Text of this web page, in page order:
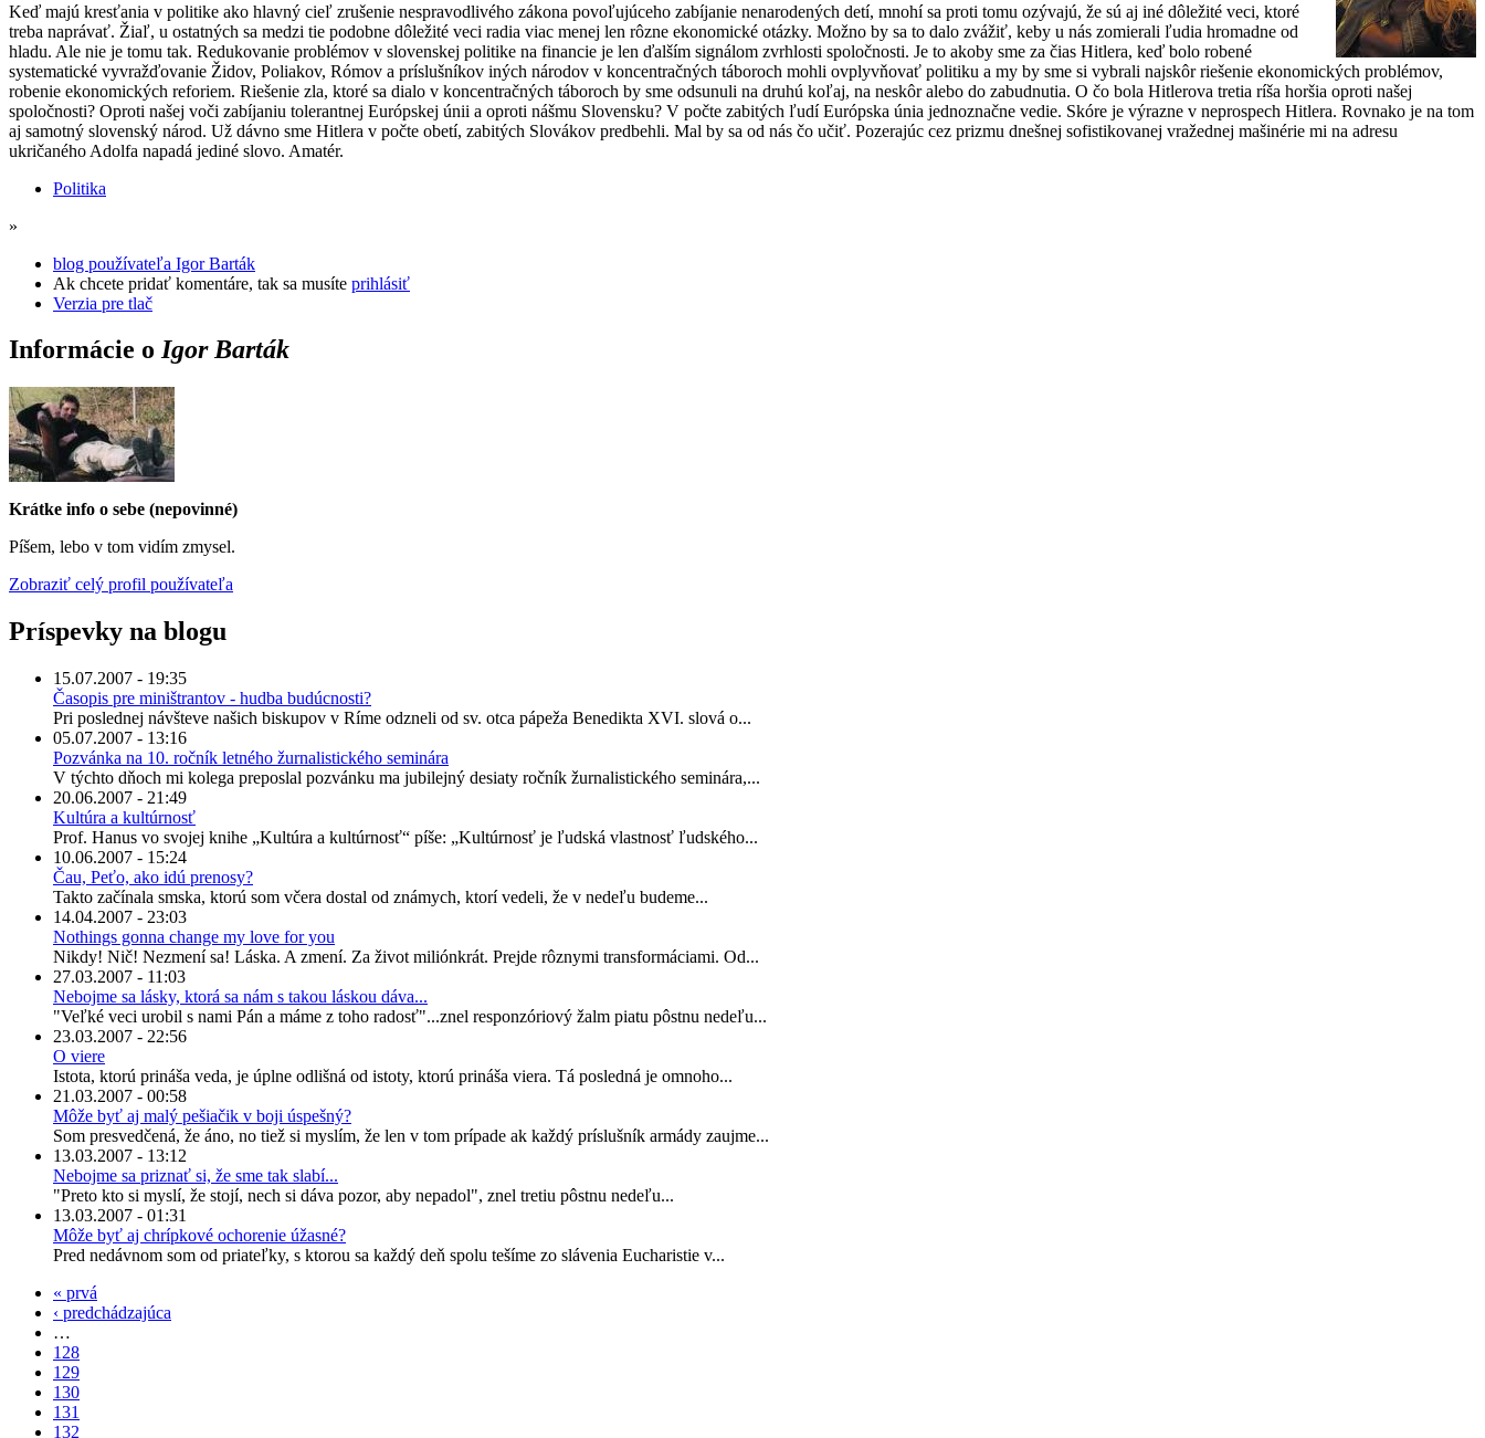
Keď majú kresťania v politike ako hlavný cieľ zrušenie nespravodlivého zákona povoľujúceho zabíjanie nenarodených detí, mnohí sa proti tomu ozývajú, že sú aj iné dôležité veci, ktoré
treba naprávať. Žiaľ, u ostatných sa medzi tie podobne dôležité veci radia viac menej len rôzne ekonomické otázky. Možno by sa to dalo zvážiť, keby u nás zomierali ľudia hromadne od
hladu. Ale nie je tomu tak. Redukovanie problémov v slovenskej politike na financie je len ďalším signálom zvrhlosti spoločnosti. Je to akoby sme za čias Hitlera, keď bolo robené
systematické vyvražďovanie Židov, Poliakov, Rómov a príslušníkov iných národov v koncentračných táboroch mohli ovplyvňovať politiku a my by sme si vybrali najskôr riešenie ekonomických problémov,
robenie ekonomických reforiem. Riešenie zla, ktoré sa dialo v koncentračných táboroch by sme odsunuli na druhú koľaj, na neskôr alebo do zabudnutia. O čo bola Hitlerova tretia ríša horšia oproti našej
spoločnosti? Oproti našej voči zabíjaniu tolerantnej Európskej únii a oproti nášmu Slovensku? V počte zabitých ľudí Európska únia jednoznačne vedie. Skóre je výrazne v neprospech Hitlera. Rovnako je na tom
aj samotný slovenský národ. Už dávno sme Hitlera v počte obetí, zabitých Slovákov predbehli. Mal by sa od nás čo učiť. Pozerajúc cez prizmu dnešnej sofistikovanej vražednej mašinérie mi na adresu
ukričaného Adolfa napadá jediné slovo. Amatér.
Politika
»
blog používateľa Igor Barták
Ak chcete pridať komentáre, tak sa musíte prihlásiť
Verzia pre tlač
Informácie oIgor Barták
Krátke info o sebe (nepovinné)
Píšem, lebo v tom vidím zmysel.
Zobraziť celý profil používateľa
Príspevky na blogu
15.07.2007 - 19:35
Časopis pre miništrantov - hudba budúcnosti?
Pri poslednej návšteve našich biskupov v Ríme odzneli od sv. otca pápeža Benedikta XVI. slová o...
05.07.2007 - 13:16
Pozvánka na 10. ročník letného žurnalistického seminára
V týchto dňoch mi kolega preposlal pozvánku ma jubilejný desiaty ročník žurnalistického seminára,...
20.06.2007 - 21:49
Kultúra a kultúrnosť
Prof. Hanus vo svojej knihe „Kultúra a kultúrnosť“ píše: „Kultúrnosť je ľudská vlastnosť ľudského...
10.06.2007 - 15:24
Čau, Peťo, ako idú prenosy?
Takto začínala smska, ktorú som včera dostal od známych, ktorí vedeli, že v nedeľu budeme...
14.04.2007 - 23:03
Nothings gonna change my love for you
Nikdy! Nič! Nezmení sa! Láska. A zmení. Za život miliónkrát. Prejde rôznymi transformáciami. Od...
27.03.2007 - 11:03
Nebojme sa lásky, ktorá sa nám s takou láskou dáva...
"Veľké veci urobil s nami Pán a máme z toho radosť"...znel responzóriový žalm piatu pôstnu nedeľu...
23.03.2007 - 22:56
O viere
Istota, ktorú prináša veda, je úplne odlišná od istoty, ktorú prináša viera. Tá posledná je omnoho...
21.03.2007 - 00:58
Môže byť aj malý pešiačik v boji úspešný?
Som presvedčená, že áno, no tiež si myslím, že len v tom prípade ak každý príslušník armády zaujme...
13.03.2007 - 13:12
Nebojme sa priznať si, že sme tak slabí...
"Preto kto si myslí, že stojí, nech si dáva pozor, aby nepadol", znel tretiu pôstnu nedeľu...
13.03.2007 - 01:31
Môže byť aj chrípkové ochorenie úžasné?
Pred nedávnom som od priateľky, s ktorou sa každý deň spolu tešíme zo slávenia Eucharistie v...
« prvá
‹ predchádzajúca
…
128
129
130
131
132